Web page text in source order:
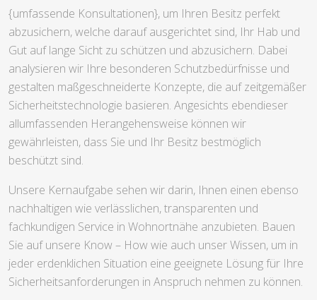
{umfassende Konsultationen}, um Ihren Besitz perfekt
abzusichern, welche darauf ausgerichtet sind, Ihr Hab und
Gut auf lange Sicht zu schützen und abzusichern. Dabei
analysieren wir Ihre besonderen Schutzbedürfnisse und
gestalten maßgeschneiderte Konzepte, die auf zeitgemäßer
Sicherheitstechnologie basieren. Angesichts ebendieser
allumfassenden Herangehensweise können wir
gewährleisten, dass Sie und Ihr Besitz bestmöglich
beschützt sind.
Unsere Kernaufgabe sehen wir darin, Ihnen einen ebenso
nachhaltigen wie verlässlichen, transparenten und
fachkundigen Service in Wohnortnähe anzubieten. Bauen
Sie auf unsere Know – How wie auch unser Wissen, um in
jeder erdenklichen Situation eine geeignete Lösung für Ihre
Sicherheitsanforderungen in Anspruch nehmen zu können.